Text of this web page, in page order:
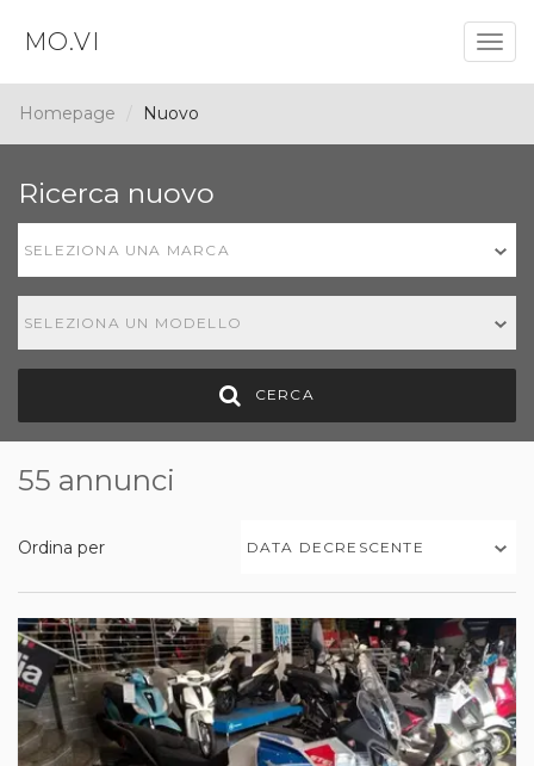
MO.VI
Homepage Nuovo
Ricerca nuovo
SELEZIONA UNA MARCA
SELEZIONA UN MODELLO
CERCA
55 annunci
Ordina per DATA DECRESCENTE